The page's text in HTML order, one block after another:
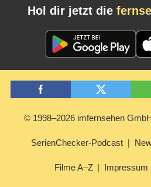
Hol dir jetzt die
© 1998–2026 imfernsehen
SerienChecker-Podcast
Filme A–Z Impressum